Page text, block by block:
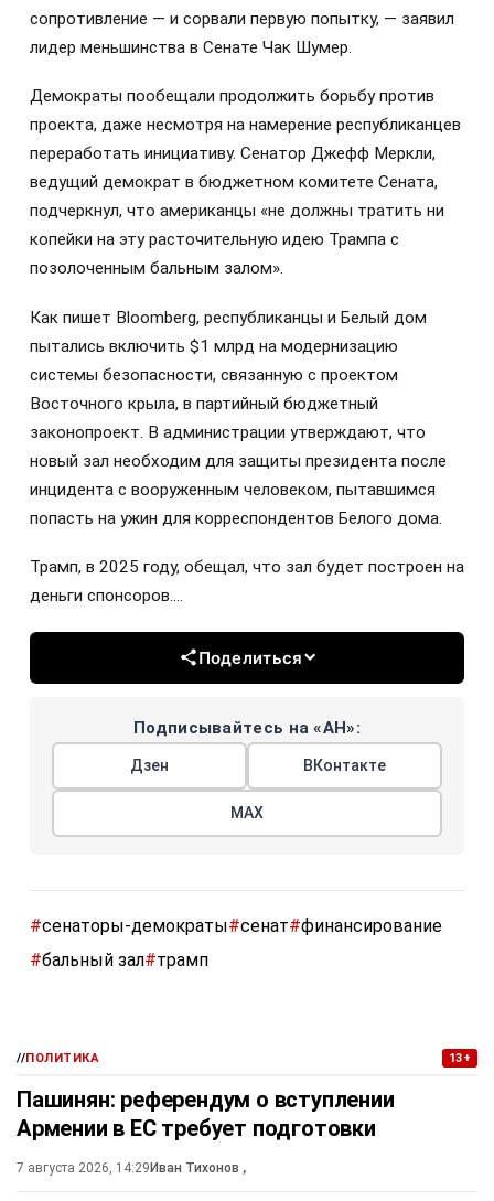
сопротивление — и сорвали первую попытку, — заявил
лидер меньшинства в Сенате Чак Шумер.
Демократы пообещали продолжить борьбу против
проекта, даже несмотря на намерение республиканцев
переработать инициативу. Сенатор Джефф Меркли,
ведущий демократ в бюджетном комитете Сената,
подчеркнул, что американцы «не должны тратить ни
копейки на эту расточительную идею Трампа с
позолоченным бальным залом».
Как пишет Bloomberg, республиканцы и Белый дом
пытались включить $1 млрд на модернизацию
системы безопасности, связанную с проектом
Восточного крыла, в партийный бюджетный
законопроект. В администрации утверждают, что
новый зал необходим для защиты президента после
инцидента с вооруженным человеком, пытавшимся
попасть на ужин для корреспондентов Белого дома.
Трамп, в 2025 году, обещал, что зал будет построен на
деньги спонсоров….
Поделиться
Подписывайтесь на «АН»:
Дзен ВКонтакте
МАХ
#сенаторы-демократы#сенат#финансирование
#бальный зал#трамп
//ПОЛИТИКА 13+
Пашинян: референдум о вступлении
Армении в ЕС требует подготовки
7 августа 2026, 14:29 Иван Тихонов ,